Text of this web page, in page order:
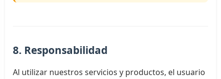
8. Responsabilidad
Al utilizar nuestros servicios y productos, el usuario